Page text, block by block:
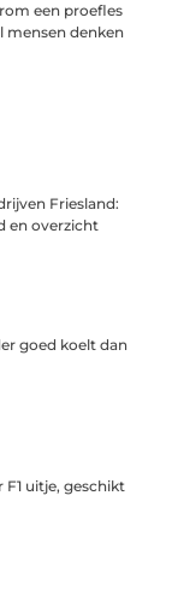
een proefles
mensen denken
Friesland:
en overzicht
goed koelt dan
F1 uitje, geschikt